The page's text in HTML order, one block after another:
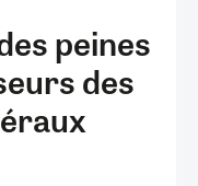
peines
des